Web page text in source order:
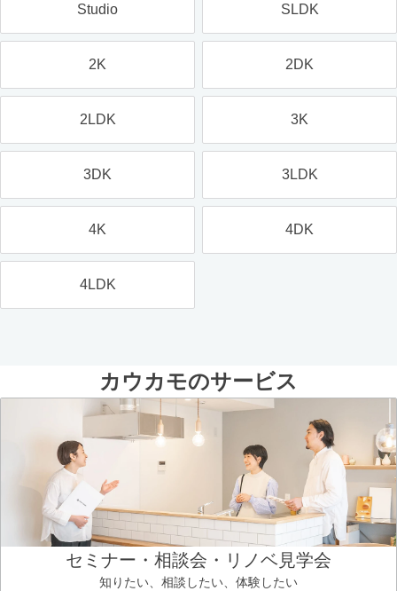
Studio SLDK
2K 2DK
2LDK 3K
3DK 3LDK
4K 4DK
4LDK
カウカモのサービス
セミナー・相談会・リノベ見学会
知りたい、相談したい、体験したい